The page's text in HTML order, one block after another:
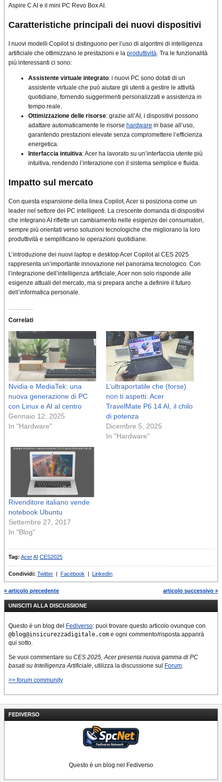
FEDIVERSO
Questo è un blog nel Fediverso
Aspire C AI e il mini PC Revo Box AI.
Caratteristiche principali dei nuovi dispositivi
I nuovi modelli Copilot si distinguono per l’uso di algoritmi di intelligenza
artificiale che ottimizzano le prestazioni e la produttività. Tra le funzionalità
più interessanti ci sono:
Assistente virtuale integrato: i nuovi PC sono dotati di un
assistente virtuale che può aiutare gli utenti a gestire le attività
quotidiane, fornendo suggerimenti personalizzati e assistenza in
tempo reale.
Ottimizzazione delle risorse: grazie all’AI, i dispositivi possono
adattare automaticamente le risorse hardware in base all’uso,
garantendo prestazioni elevate senza compromettere l’efficienza
energetica.
Interfaccia intuitiva: Acer ha lavorato su un’interfaccia utente più
intuitiva, rendendo l’interazione con il sistema semplice e fluida.
Impatto sul mercato
Con questa espansione della linea Copilot, Acer si posiziona come un
leader nel settore dei PC intelligenti. La crescente domanda di dispositivi
che integrano AI riflette un cambiamento nelle esigenze dei consumatori,
sempre più orientati verso soluzioni tecnologiche che migliorano la loro
produttività e semplificano le operazioni quotidiane.
L’introduzione dei nuovi laptop e desktop Acer Copilot al CES 2025
rappresenta un’importante innovazione nel panorama tecnologico. Con
l’integrazione dell’intelligenza artificiale, Acer non solo risponde alle
esigenze attuali del mercato, ma si prepara anche a definire il futuro
dell’informatica personale.
Correlati
Nvidia e MediaTek: una
nuova generazione di PC
con Linux e AI al centro
Gennaio 12, 2025
In "Hardware"
L’ultraportatile che (forse)
non ti aspetti: Acer
TravelMate P6 14 AI, il chilo
di potenza
Dicembre 5, 2025
In "Hardware"
Rivenditore italiano vende
notebook Ubuntu
Settembre 27, 2017
In "Blog"
Tag: AcerAI CES2025
Condividi: Twitter | Facebook | LinkedIn
« articolo precedente articolo successivo »
UNISCITI ALLA DISCUSSIONE
Questo è un blog del Fediverso: puoi trovare questo articolo ovunque con
@blog@insicurezzadigitale.com e ogni commento/risposta apparirà
qui sotto.
Se vuoi commentare su CES 2025, Acer presenta nuova gamma di PC
basati su Intelligenza Artificiale, utilizza la discussione sul Forum.
>> forum community